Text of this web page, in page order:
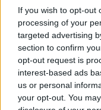
If you wish to opt-out
processing of your
targeted advertising
section to confirm
opt-out request is
interest-based ads
us or personal
your opt-out. You